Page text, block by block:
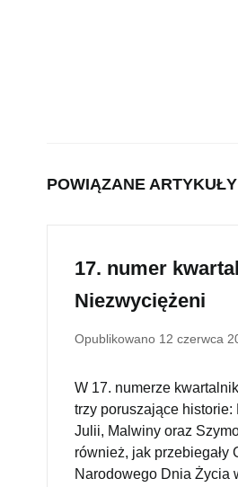
POWIĄZANE ARTYKUŁY
17. numer
Niezwyciężeni
Opublikowano 12 czerwca
W 17. numerze
trzy poruszające historie:
Julii, Malwiny oraz
również, jak przebiegały
Narodowego Dnia Życia